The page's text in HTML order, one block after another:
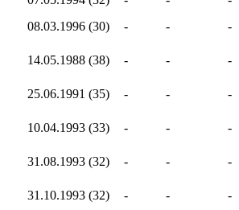
08.03.1996 (30) - -
-
14.05.1988 (38) - -
-
25.06.1991 (35) - -
-
10.04.1993 (33) - -
-
31.08.1993 (32) - -
-
31.10.1993 (32) - -
-